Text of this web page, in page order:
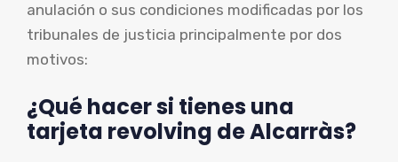
anulación o sus condiciones modificadas por los
tribunales de justicia principalmente por dos
motivos:
¿Qué hacer si tienes una
tarjeta revolving de Alcarràs?